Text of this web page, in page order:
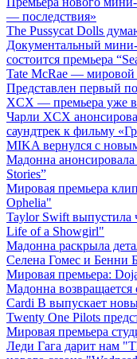
— последствия»
The Pussycat Dolls
Документальный
состоится премьера
Tate McRae — мировой
Представлен первый
XCX — премьера уже в
Чарли XCX
саундтрек к фильму
MIKA вернулся с
Мадонна
Stories”
Мировая премьера
Ophelia"
Taylor Swift выпустила
Life of a Showgirl"
Мадонна раскрыла
Селена Гомес и Бенни
Мировая премьера:
Мадонна
Cardi B выпускает
Twenty One Pilots
Мировая премьера
Леди Гага дарит нам